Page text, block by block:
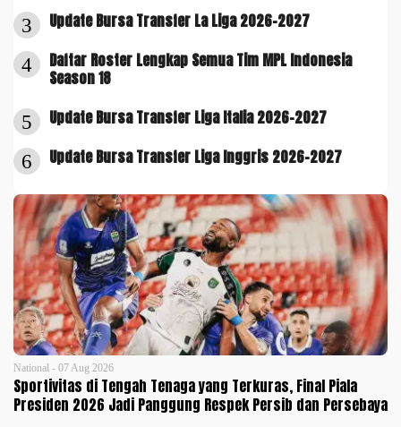
3 Update Bursa Transfer La Liga 2026-2027
4
Daftar Roster Lengkap Semua Tim MPL Indonesia
Season 18
5 Update Bursa Transfer Liga Italia 2026-2027
6 Update Bursa Transfer Liga Inggris 2026-2027
National - 07 Aug 2026
Sportivitas di Tengah Tenaga yang Terkuras, Final Piala
Presiden 2026 Jadi Panggung Respek Persib dan Persebaya